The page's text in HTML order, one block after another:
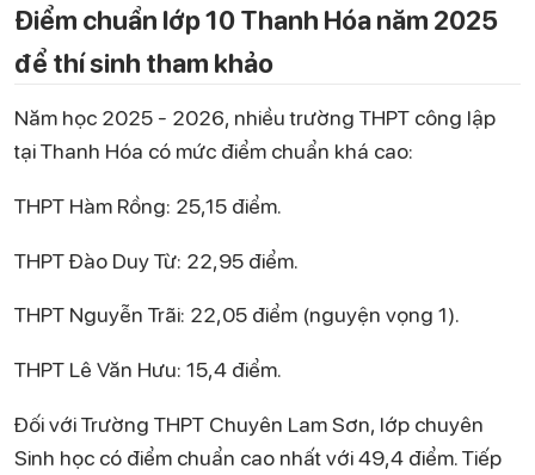
Điểm chuẩn lớp 10 Thanh Hóa năm 2025
để thí sinh tham khảo
Năm học 2025 - 2026, nhiều trường THPT công lập
tại Thanh Hóa có mức điểm chuẩn khá cao:
THPT Hàm Rồng: 25,15 điểm.
THPT Đào Duy Từ: 22,95 điểm.
THPT Nguyễn Trãi: 22,05 điểm (nguyện vọng 1).
THPT Lê Văn Hưu: 15,4 điểm.
Đối với Trường THPT Chuyên Lam Sơn, lớp chuyên
Sinh học có điểm chuẩn cao nhất với 49,4 điểm. Tiếp